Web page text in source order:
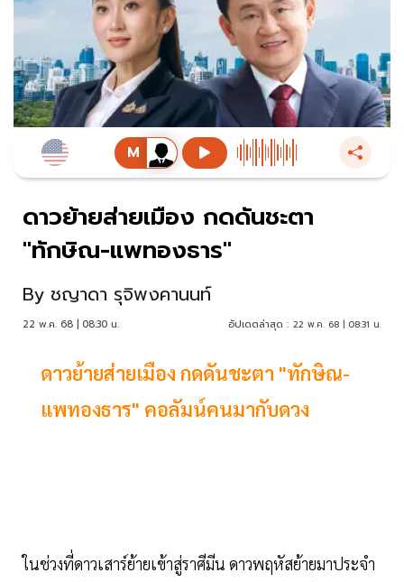
ดาวย้ายส่ายเมือง กดดันชะตา
"ทักษิณ-แพทองธาร"
By ชญาดา รุจิพงคานนท์
22 พ.ค. 68 | 08:30 น. อัปเดตล่าสุด : 22 พ.ค. 68 | 08:31 น.
ดาวย้ายส่ายเมือง กดดันชะตา "ทักษิณ-
แพทองธาร" คอลัมน์คนมากับดวง
ในช่วงที่ดาวเสาร์ย้ายเข้าสู่ราศีมีน ดาวพฤหัสย้ายมาประจำ